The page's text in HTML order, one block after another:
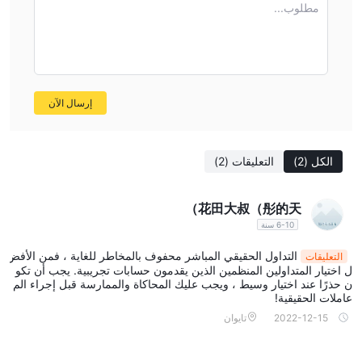
الكل (2) التعليقات (2)
花田大叔（彤的天）
6-10 سنة
التعليقات
التداول الحقيقي المباشر محفوف بالمخاطر للغاية ، فمن الأفض
ل اختيار المتداولين المنظمين الذين يقدمون حسابات تجريبية. يجب أن تكو
ن حذرًا عند اختيار وسيط ، ويجب عليك المحاكاة والممارسة قبل إجراء الم
عاملات الحقيقية!
2022-12-15 تايوان
مطلوب...
إرسال الآن